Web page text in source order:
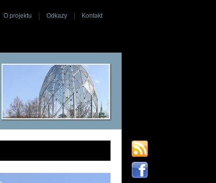
O projektu Odkazy Kontakt